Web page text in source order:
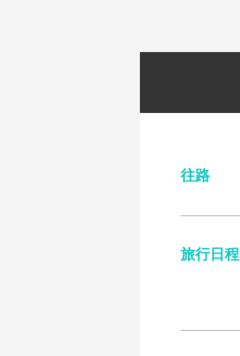
往路
旅行日程